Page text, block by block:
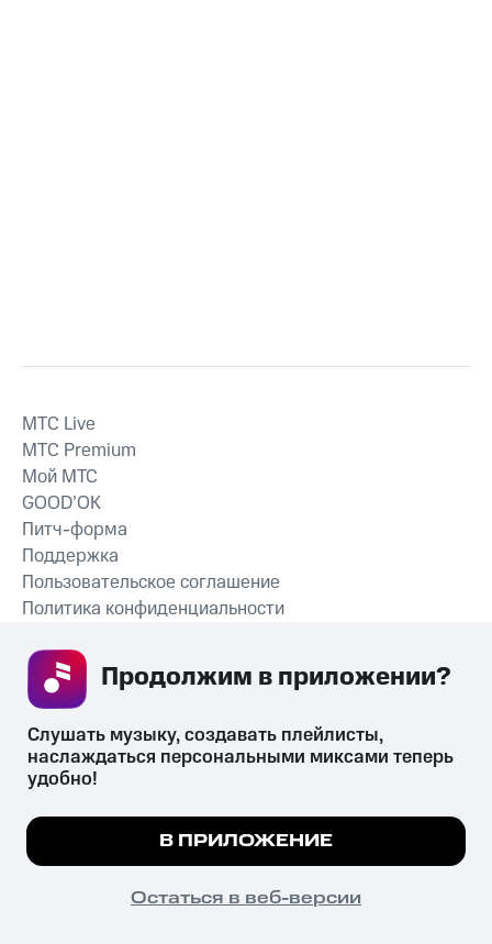
СКАЧАТЬ ПРИЛОЖЕНИЕ
MTС Live
MTС Premium
Мой МТС
GOOD’OK
Питч-форма
Поддержка
Пользовательское соглашение
Политика конфиденциальности
психотропных веществ, их аналогов причиняет вред здоровью,
их незаконный оборот запрещён и влечёт установленную
законодательством ответственность.
© 2026 ООО «КИОН».
Все права защищены
Мы используем куки, чтобы на сайте все
Подробнее
ПОНЯТНО
Слушать музыку, создавать плейлисты,
наслаждаться персональными миксами теперь
удобно!
В ПРИЛОЖЕНИЕ
Остаться в веб-версии